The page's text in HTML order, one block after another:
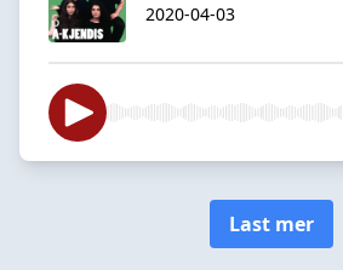
2020-04-03
Last mer